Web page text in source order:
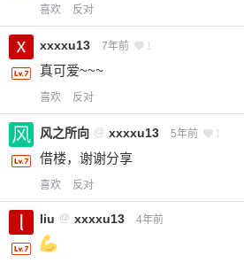
喜欢 反对
xxxxu13 7年前 1
真可爱~~~
喜欢 反对
风之所向 @ xxxxu13 5年前 1
借楼，谢谢分享
喜欢 反对
liu @ xxxxu13 4年前